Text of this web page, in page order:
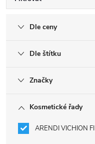
Dle ceny
Dle štítku
Značky
Kosmetické řady
ARENDI VICHION FI